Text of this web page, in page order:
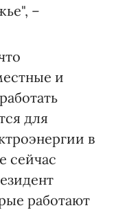
–
и
для
в
сейчас
работают